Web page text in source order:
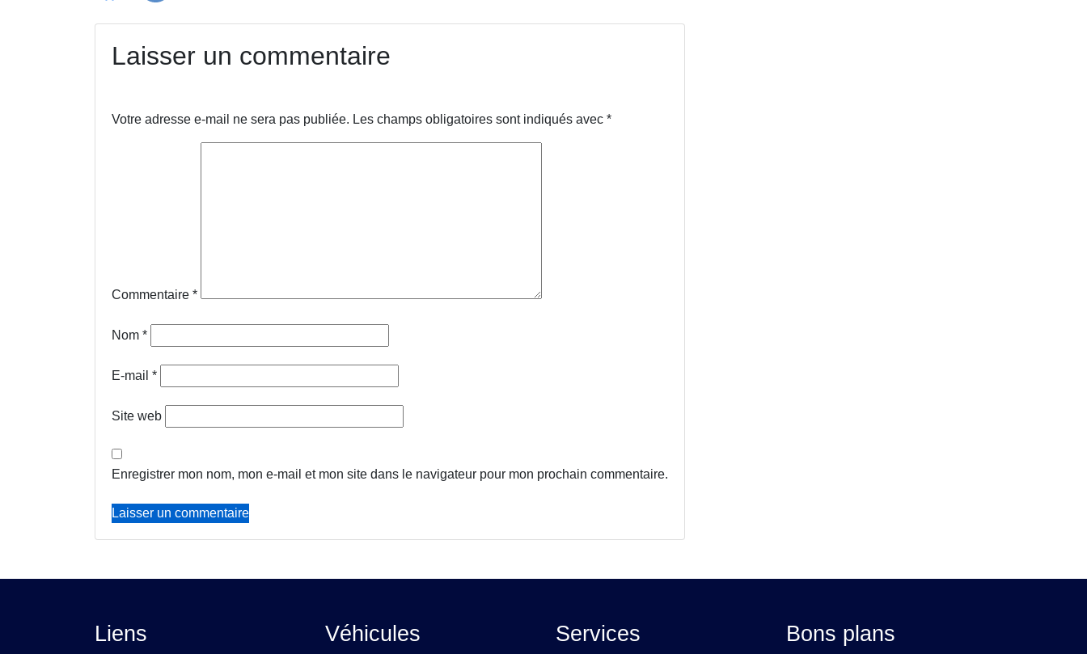
Laisser un commentaire
Votre adresse e-mail ne sera pas publiée. Les champs obligatoires sont indiqués avec *
Commentaire *
Nom *
E-mail *
Site web
Enregistrer mon nom, mon e-mail et mon site dans le navigateur pour mon prochain commentaire.
Liens Véhicules Services Bons plans